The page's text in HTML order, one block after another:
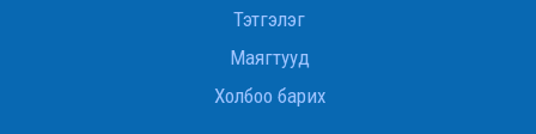
№06
БОДЛОГЫН МЭДЭЭ
Бодлогын мэдээ - Дугаар:
Тэтгэлэг
Маягтууд
Холбоо барих